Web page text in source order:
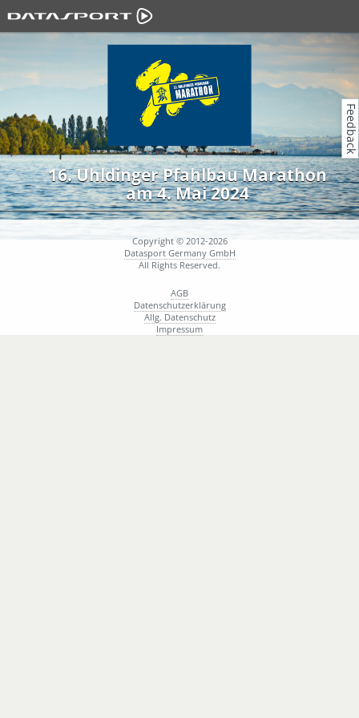
16. Uhldinger Pfahlbau Marathon
am 4. Mai 2024
Copyright © 2012-2026
Datasport Germany GmbH
All Rights Reserved.
AGB
Datenschutzerklärung
Allg. Datenschutz
Impressum
Feedback